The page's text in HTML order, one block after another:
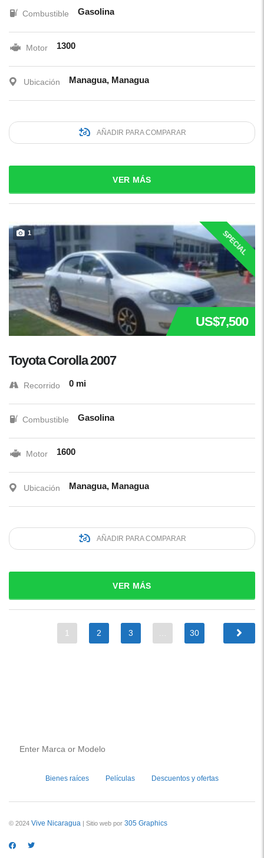
Combustible Gasolina
Motor 1300
Ubicación Managua, Managua
AÑADIR PARA COMPARAR
VER MÁS
1 SPECIAL
US$7,500
Toyota Corolla 2007
Recorrido 0 mi
Combustible Gasolina
Motor 1600
Ubicación Managua, Managua
AÑADIR PARA COMPARAR
VER MÁS
1 2 3 30
Bienes raíces Películas Descuentos y ofertas
© 2024 Vive Nicaragua | Sitio web por 305 Graphics